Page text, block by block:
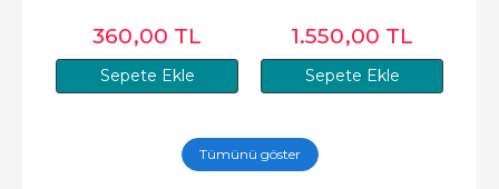
Sepete Ekle
360,00 TL
Sepete Ekle
1.550,00 TL
Tümünü göster